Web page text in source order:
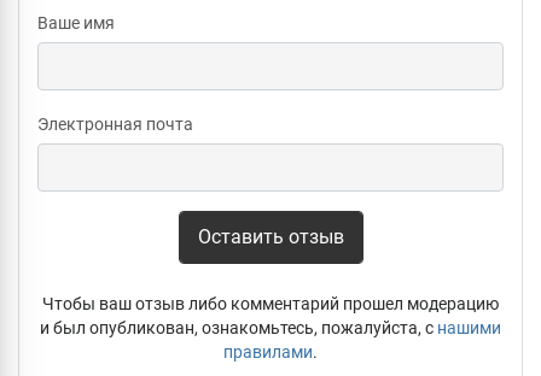
Ваше имя
Электронная почта
Оставить отзыв
Чтобы ваш отзыв либо комментарий прошел модерацию
и был опубликован, ознакомьтесь, пожалуйста, с нашими
правилами.